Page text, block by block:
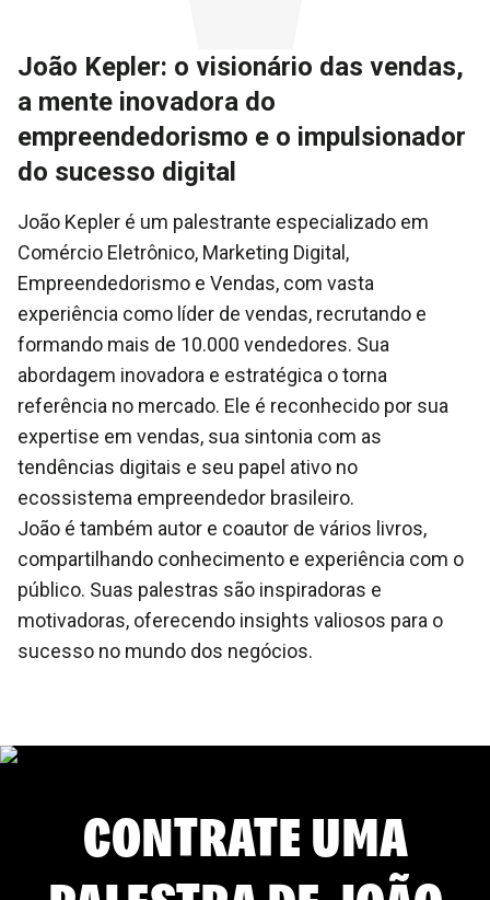
João Kepler: o visionário das vendas,
a mente inovadora do
empreendedorismo e o impulsionador
do sucesso digital
João Kepler é um palestrante especializado em
Comércio Eletrônico, Marketing Digital,
Empreendedorismo e Vendas, com vasta
experiência como líder de vendas, recrutando e
formando mais de 10.000 vendedores. Sua
abordagem inovadora e estratégica o torna
referência no mercado. Ele é reconhecido por sua
expertise em vendas, sua sintonia com as
tendências digitais e seu papel ativo no
ecossistema empreendedor brasileiro.
João é também autor e coautor de vários livros,
compartilhando conhecimento e experiência com o
público. Suas palestras são inspiradoras e
motivadoras, oferecendo insights valiosos para o
sucesso no mundo dos negócios.
CONTRATE UMA